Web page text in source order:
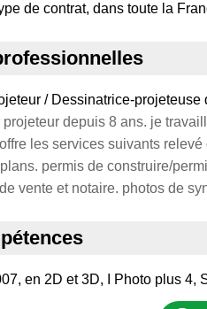
de contrat, dans toute la
/ Dessinatrice-projeteuse
depuis 8 ans. je
les services suivants
permis de construire/
vente et notaire. photos de
en 2D et 3D, I Photo plus 4,